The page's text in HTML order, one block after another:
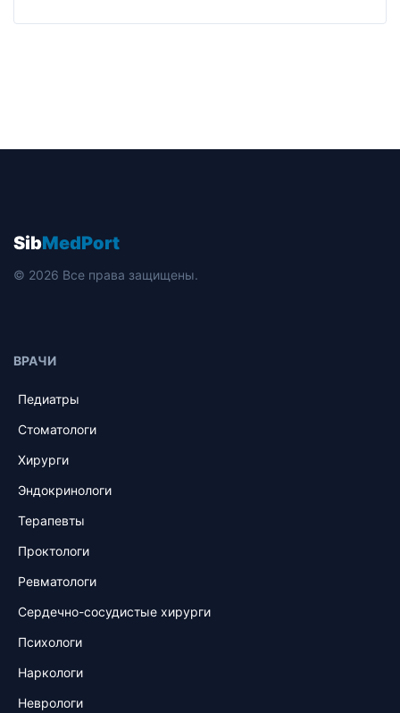
SibMedPort
© 2026 Все права защищены.
ВРАЧИ
Педиатры
Стоматологи
Хирурги
Эндокринологи
Терапевты
Проктологи
Ревматологи
Сердечно-сосудистые хирурги
Психологи
Наркологи
Неврологи